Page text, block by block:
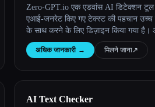
Zero-GPT.io एक एडवांस AI डिटेक्शन
एआई-जनरेट किए गए टेक्स्ट की पहचान उच्च
के साथ करने के लिए डिज़ाइन किया गया है।
अधिक जानकारी → मिलने जाना↗︎
AI Text Checker